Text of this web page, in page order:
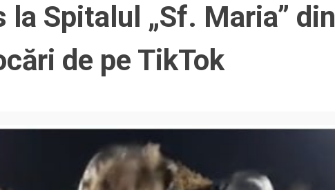
la Spitalul „Sf. Maria” din
de pe TikTok